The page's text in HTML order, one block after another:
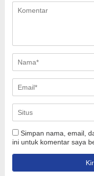
Simpan nama, email,
ini untuk komentar saya